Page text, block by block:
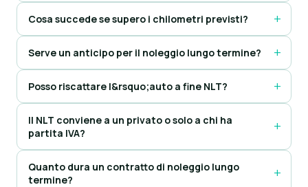
Cosa succede se supero i chilometri previsti?
Serve un anticipo per il noleggio lungo termine?
Posso riscattare l&rsquo;auto a fine NLT?
Il NLT conviene a un privato o solo a chi ha
partita IVA?
Quanto dura un contratto di noleggio lungo
termine?